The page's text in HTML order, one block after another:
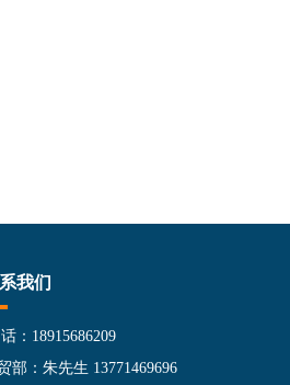
我们
：18915686209
部：朱先生 13771469696